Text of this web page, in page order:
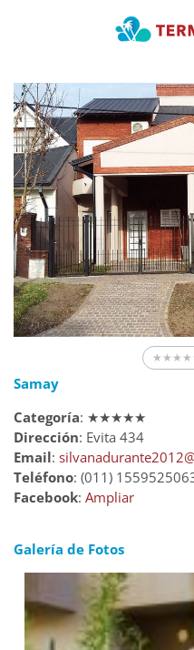
Samay
Categoría: ★★★★★
Dirección: Evita 434
Email:
Teléfono: (011)
Facebook: Ampliar
Galería de Fotos